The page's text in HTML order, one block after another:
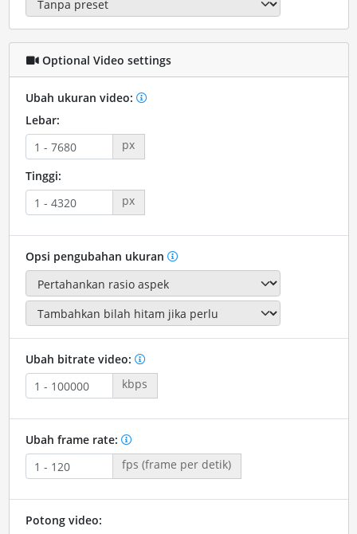
Optional Video settings
Ubah ukuran video:
Lebar:
px
Tinggi:
px
Opsi pengubahan ukuran
Ubah bitrate video:
kbps
Ubah frame rate:
fps (frame per detik)
Potong video: